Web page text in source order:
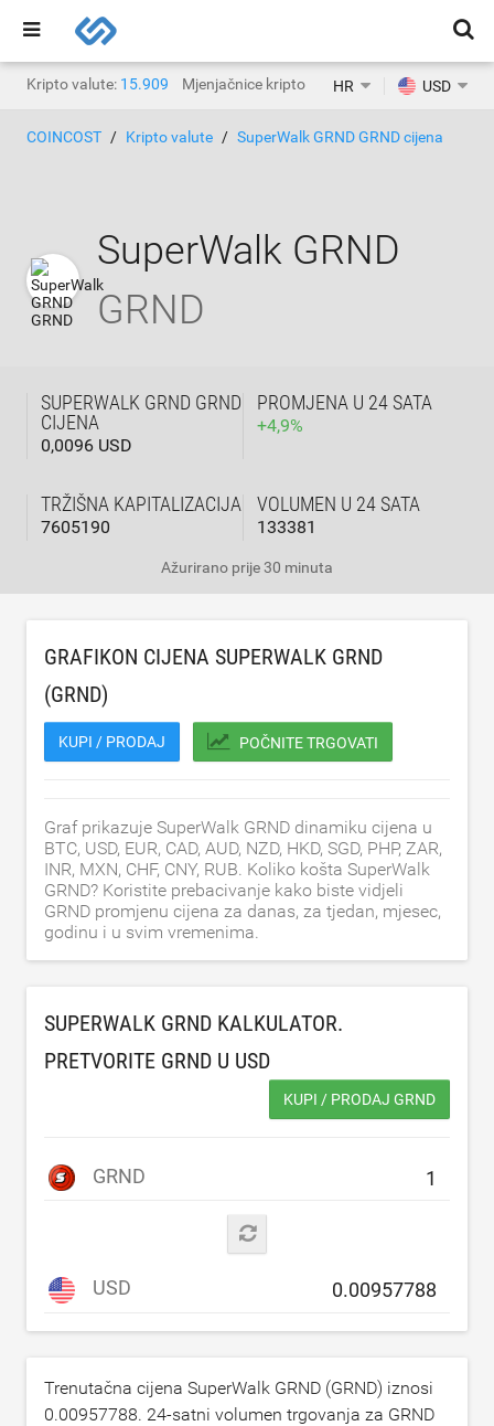
Kripto valute: 15.909 Mjenjačnice kripto valuta: 1.471
HR USD
COINCOST Kripto valute SuperWalk GRND GRND cijena
SuperWalk GRND
GRND
SUPERWALK GRND GRND
CIJENA
0,0096 USD
PROMJENA U 24 SATA
+4,9%
TRŽIŠNA KAPITALIZACIJA
7605190
VOLUMEN U 24 SATA
133381
Ažurirano prije 30 minuta
GRAFIKON CIJENA SUPERWALK GRND
(GRND)
KUPI / PRODAJ POČNITE TRGOVATI
Graf prikazuje SuperWalk GRND dinamiku cijena u
BTC, USD, EUR, CAD, AUD, NZD, HKD, SGD, PHP, ZAR,
INR, MXN, CHF, CNY, RUB. Koliko košta SuperWalk
GRND? Koristite prebacivanje kako biste vidjeli
GRND promjenu cijena za danas, za tjedan, mjesec,
godinu i u svim vremenima.
SUPERWALK GRND KALKULATOR.
PRETVORITE GRND U USD
KUPI / PRODAJ GRND
GRND
USD
Trenutačna cijena SuperWalk GRND (GRND) iznosi
0.00957788. 24-satni volumen trgovanja za GRND